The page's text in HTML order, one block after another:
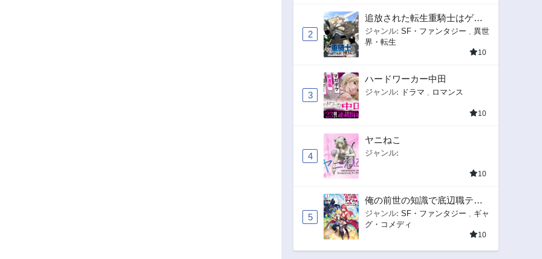
2
追放された転生重騎士はゲー
ム知識で無双する
ジャンル: SF・ファンタジー
異世
界・転生
10
3
ハードワーカー中田
ジャンル: ドラマ ロマンス
10
4
ヤニねこ
ジャンル:
10
5
俺の前世の知識で底辺職テイ
マーが上級職になってしまい
そうな件
ジャンル: SF・ファンタジー , ギャ
グ・コメディ
10